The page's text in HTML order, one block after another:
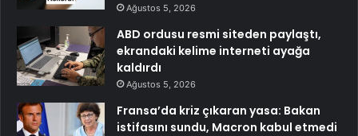
Ağustos 5, 2026
ABD ordusu resmi siteden paylaştı,
ekrandaki kelime interneti ayağa
kaldırdı
Ağustos 5, 2026
Fransa’da kriz çıkaran yasa: Bakan
istifasını sundu, Macron kabul etmedi